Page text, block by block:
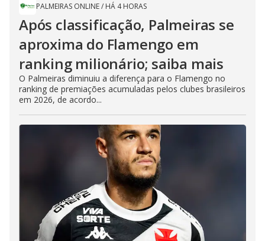
PALMEIRAS ONLINE/ HÁ 4 HORAS
Após classificação, Palmeiras se
aproxima do Flamengo em
ranking milionário; saiba mais
O Palmeiras diminuiu a diferença para o Flamengo no
ranking de premiações acumuladas pelos clubes brasileiros
em 2026, de acordo...